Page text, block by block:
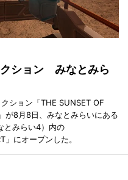
ション みなとみら
ション「THE SUNSET OF
が8月8日、みなとみらいにある
とみらい4）内の
」にオープンした。